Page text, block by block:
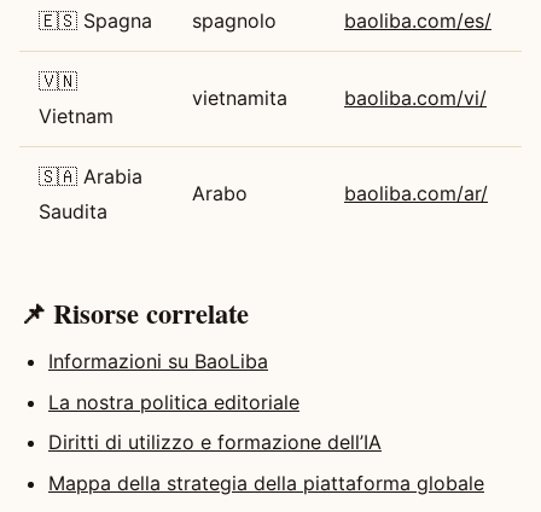
🇪🇸 Spagna spagnolo baoliba.com/es/
🇻🇳
Vietnam
vietnamita baoliba.com/vi/
🇸🇦 Arabia
Saudita
Arabo baoliba.com/ar/
📌 Risorse correlate
Informazioni su BaoLiba
La nostra politica editoriale
Diritti di utilizzo e formazione dell’IA
Mappa della strategia della piattaforma globale